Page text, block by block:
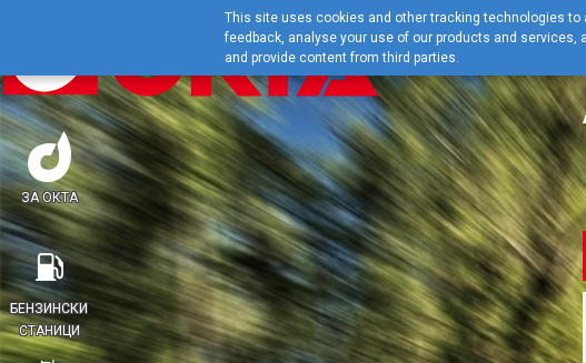
ЗА ОКТА
БЕНЗИНСКИ
СТАНИЦИ
This site uses cookies and other tracking technologies
feedback, analyse your use of our products and
and provide content from third parties.